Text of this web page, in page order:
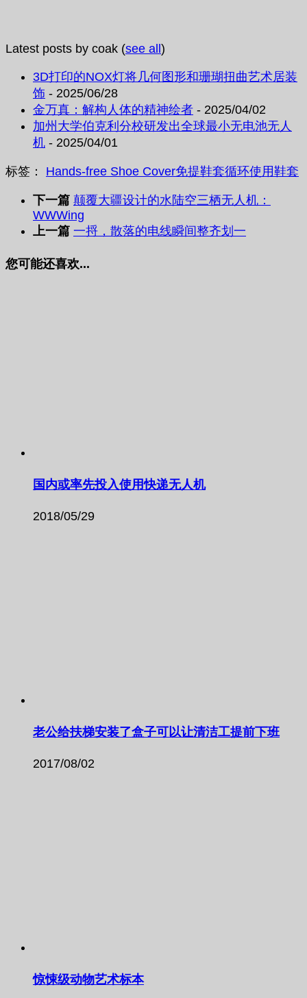
Latest posts by coak (see all)
3D打印的NOX灯将几何图形和珊瑚扭曲艺术居装
饰 - 2025/06/28
金万真：解构人体的精神绘者 - 2025/04/02
加州大学伯克利分校研发出全球最小无电池无人
机 - 2025/04/01
标签： Hands-free Shoe Cover免提鞋套循环使用鞋套
下一篇 颠覆大疆设计的水陆空三栖无人机：
WWWing
上一篇 一捋，散落的电线瞬间整齐划一
您可能还喜欢...
国内或率先投入使用快递无人机
2018/05/29
老公给扶梯安装了盒子可以让清洁工提前下班
2017/08/02
惊悚级动物艺术标本